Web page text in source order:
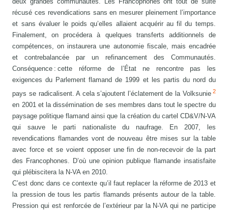
récusé ces revendications sans en mesurer pleinement l’importance
et sans évaluer le poids qu’elles allaient acquérir au fil du temps.
Finalement, on procédera à quelques transferts additionnels de
compétences, on instaurera une autonomie fiscale, mais encadrée
et contrebalancée par un refinancement des Communautés.
Conséquence : cette réforme de l’État ne rencontre pas les
exigences du Parlement flamand de 1999 et les partis du nord du
pays se radicalisent. A cela s’ajoutent l’éclatement de la Volksunie 2
en 2001 et la dissémination de ses membres dans tout le spectre du
paysage politique flamand ainsi que la création du cartel CD&V/N-VA
qui sauve le parti nationaliste du naufrage. En 2007, les
revendications flamandes vont de nouveau être mises sur la table
avec force et se voient opposer une fin de non-recevoir de la part
des Francophones. D’où une opinion publique flamande insatisfaite
qui plébiscitera la N-VA en 2010.
C’est donc dans ce contexte qu’il faut replacer la réforme de 2013 et
la pression de tous les partis flamands présents autour de la table.
Pression qui est renforcée de l’extérieur par la N-VA qui ne participe